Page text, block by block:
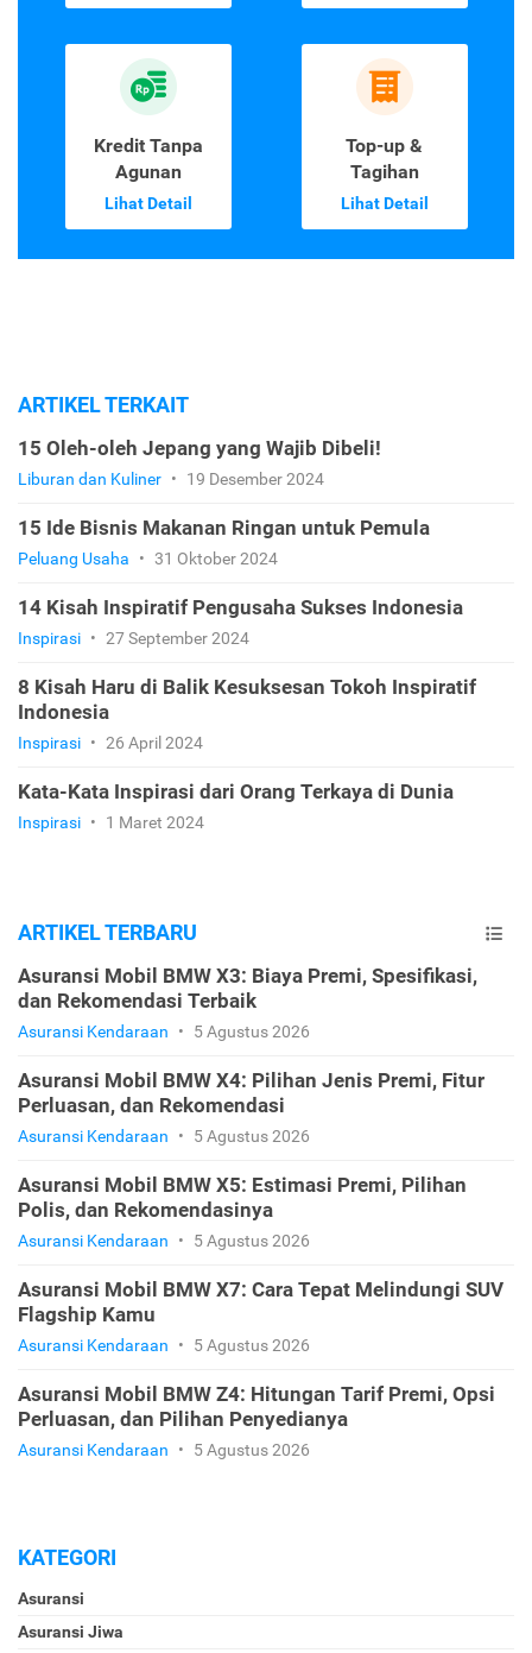
Kredit Tanpa
Agunan
Lihat Detail
Top-up &
Tagihan
Lihat Detail
ARTIKEL TERKAIT
15 Oleh-oleh Jepang yang Wajib Dibeli!
Liburan dan Kuliner • 19 Desember 2024
15 Ide Bisnis Makanan Ringan untuk Pemula
Peluang Usaha • 31 Oktober 2024
14 Kisah Inspiratif Pengusaha Sukses Indonesia
Inspirasi • 27 September 2024
8 Kisah Haru di Balik Kesuksesan Tokoh Inspiratif
Indonesia
Inspirasi • 26 April 2024
Kata-Kata Inspirasi dari Orang Terkaya di Dunia
Inspirasi • 1 Maret 2024
ARTIKEL TERBARU
Asuransi Mobil BMW X3: Biaya Premi, Spesifikasi,
dan Rekomendasi Terbaik
Asuransi Kendaraan • 5 Agustus 2026
Asuransi Mobil BMW X4: Pilihan Jenis Premi, Fitur
Perluasan, dan Rekomendasi
Asuransi Kendaraan • 5 Agustus 2026
Asuransi Mobil BMW X5: Estimasi Premi, Pilihan
Polis, dan Rekomendasinya
Asuransi Kendaraan • 5 Agustus 2026
Asuransi Mobil BMW X7: Cara Tepat Melindungi SUV
Flagship Kamu
Asuransi Kendaraan • 5 Agustus 2026
Asuransi Mobil BMW Z4: Hitungan Tarif Premi, Opsi
Perluasan, dan Pilihan Penyedianya
Asuransi Kendaraan • 5 Agustus 2026
KATEGORI
Asuransi
Asuransi Jiwa